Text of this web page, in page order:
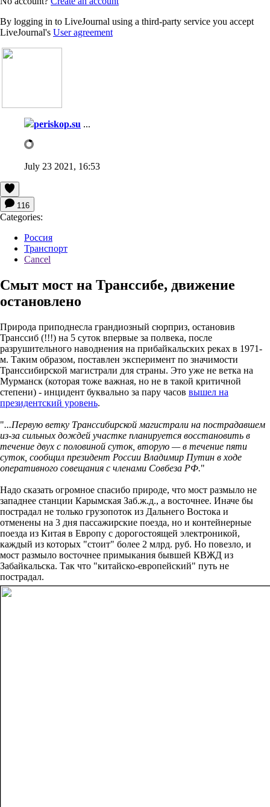
By logging in to LiveJournal using a third-party service you accept
LiveJournal's User agreement
periskop.su ...
July 23 2021, 16:53
116
Categories:
Россия
Транспорт
Cancel
Смыт мост на Транссибе, движение
остановлено
Природа приподнесла грандиозный сюрприз, остановив
Транссиб (!!!) на 5 суток впервые за полвека, после
разрушительного наводнения на прибайкальских реках в 1971-
м. Таким образом, поставлен эксперимент по значимости
Транссибирской магистрали для страны. Это уже не ветка на
Мурманск (которая тоже важная, но не в такой критичной
степени) - инцидент буквально за пару часов вышел на
президентский уровень.
"...Первую ветку Транссибирской магистрали на пострадавшем
из-за сильных дождей участке планируется восстановить в
течение двух с половиной суток, вторую — в течение пяти
суток, сообщил президент России Владимир Путин в ходе
оперативного совещания с членами Совбеза РФ."
Надо сказать огромное спасибо природе, что мост размыло не
западнее станции Карымская Заб.ж.д., а восточнее. Иначе бы
пострадал не только грузопоток из Дальнего Востока и
отменены на 3 дня пассажирские поезда, но и контейнерные
поезда из Китая в Европу с дорогостоящей электроникой,
каждый из которых "стоит" более 2 млрд. руб. Но повезло, и
мост размыло восточнее примыкания бывшей КВЖД из
Забайкальска. Так что "китайско-европейский" путь не
пострадал.